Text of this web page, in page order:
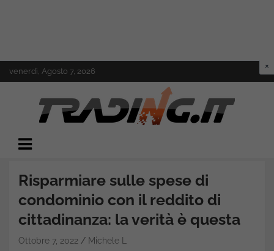
to
venerdì, Agosto 7, 2026
Trading.it
Risparmiare sulle spese di
condominio con il reddito di
cittadinanza: la verità è questa
Ottobre 7, 2022 Michele L